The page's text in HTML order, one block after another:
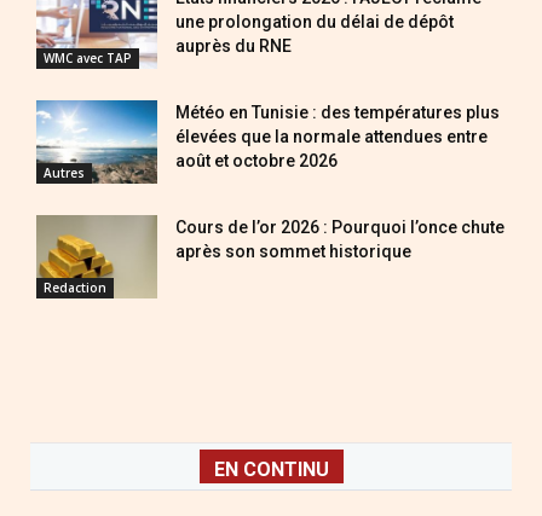
WMC avec TAP
une prolongation du délai de dépôt
auprès du RNE
Autres
Météo en Tunisie : des températures plus
élevées que la normale attendues entre
août et octobre 2026
Redaction
Cours de l’or 2026 : Pourquoi l’once chute
après son sommet historique
EN CONTINU